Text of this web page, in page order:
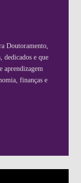
Doutoramento,
dedicados e que
aprendizagem
finanças e